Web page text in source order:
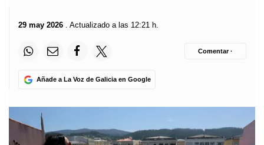
29 may 2026 . Actualizado a las 12:21 h.
Añade a La Voz de Galicia en Google
Comentar ·